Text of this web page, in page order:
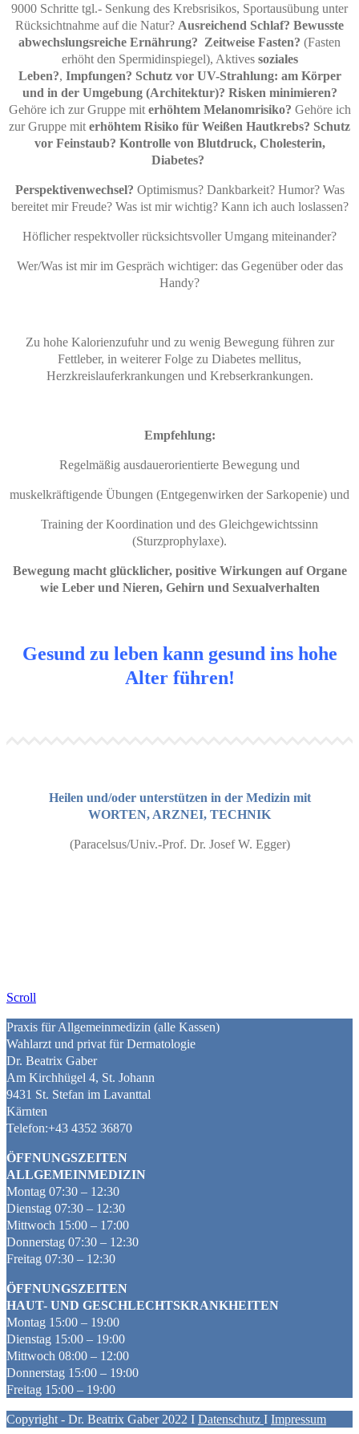
9000 Schritte tgl.- Senkung des Krebsrisikos, Sportausübung unter
Rücksichtnahme auf die Natur? Ausreichend Schlaf? Bewusste
abwechslungsreiche Ernährung? Zeitweise Fasten? (Fasten
erhöht den Spermidinspiegel), Aktives soziales
Leben?, Impfungen? Schutz vor UV-Strahlung: am Körper
und in der Umgebung (Architektur)? Risken minimieren?
Gehöre ich zur Gruppe miterhöhtem Melanomrisiko? Gehöre ich
zur Gruppe miterhöhtem Risiko für Weißen Hautkrebs? Schutz
vor Feinstaub? Kontrolle von Blutdruck, Cholesterin,
Diabetes?
Perspektivenwechsel? Optimismus? Dankbarkeit? Humor? Was
bereitet mir Freude? Was ist mir wichtig? Kann ich auch loslassen?
Höflicher respektvoller rücksichtsvoller Umgang miteinander?
Wer/Was ist mir im Gespräch wichtiger: das Gegenüber oder das
Handy?
Zu hohe Kalorienzufuhr und zu wenig Bewegung führen zur
Fettleber, in weiterer Folge zu Diabetes mellitus,
Herzkreislauferkrankungen und Krebserkrankungen.
Empfehlung:
Regelmäßig ausdauerorientierte Bewegung und
muskelkräftigende Übungen (Entgegenwirken der Sarkopenie) und
Training der Koordination und des Gleichgewichtssinn
(Sturzprophylaxe).
Bewegung macht glücklicher, positive Wirkungen auf Organe
wie Leber und Nieren, Gehirn und Sexualverhalten
Gesund zu leben kann gesund ins hohe
Alter führen!
Heilen und/oder unterstützen in der Medizin mit
WORTEN, ARZNEI, TECHNIK
(Paracelsus/Univ.-Prof. Dr. Josef W. Egger)
Scroll
Praxis für Allgemeinmedizin (alle Kassen)
Wahlarzt und privat für Dermatologie
Dr. Beatrix Gaber
Am Kirchhügel 4, St. Johann
9431 St. Stefan im Lavanttal
Kärnten
Telefon:+43 4352 36870
ÖFFNUNGSZEITEN
ALLGEMEINMEDIZIN
Montag 07:30 – 12:30
Dienstag 07:30 – 12:30
Mittwoch 15:00 – 17:00
Donnerstag 07:30 – 12:30
Freitag 07:30 – 12:30
ÖFFNUNGSZEITEN
HAUT- UND GESCHLECHTSKRANKHEITEN
Montag 15:00 – 19:00
Dienstag 15:00 – 19:00
Mittwoch 08:00 – 12:00
Donnerstag 15:00 – 19:00
Freitag 15:00 – 19:00
Copyright - Dr. Beatrix Gaber 2022 I Datenschutz I Impressum